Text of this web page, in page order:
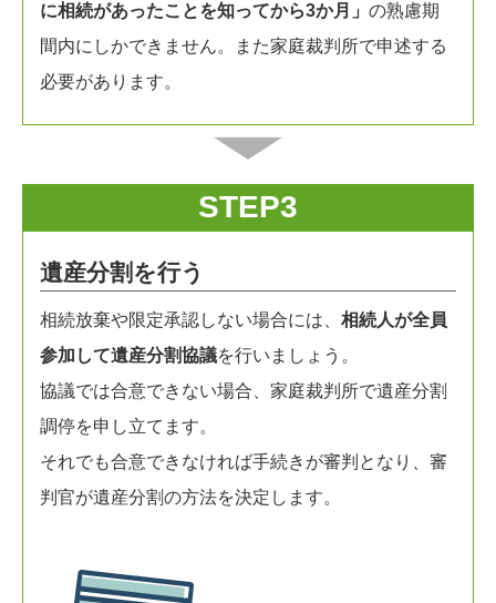
に相続があったことを知ってから3か月」 の熟慮期
間内にしかできません。また家庭裁判所で申述する
必要があります。
STEP3
遺産分割を行う
相続放棄や限定承認しない場合には、 相続人が全員
参加して遺産分割協議を行いましょう。
協議では合意できない場合、家庭裁判所で遺産分割
調停を申し立てます。
それでも合意できなければ手続きが審判となり、審
判官が遺産分割の方法を決定します。